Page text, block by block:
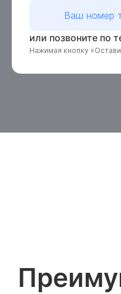
или позвоните по
Нажимая кнопку